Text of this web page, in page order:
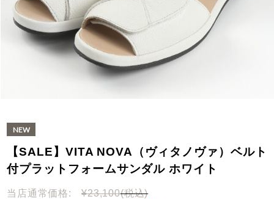
【SALE】VITA NOVA（ヴィタノヴァ）ベルト
付プラットフォームサンダル ホワイト
当店通常価格: ¥23,100(税込)